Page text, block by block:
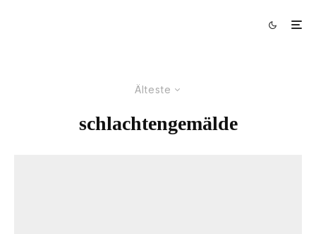
Älteste
schlachtengemälde